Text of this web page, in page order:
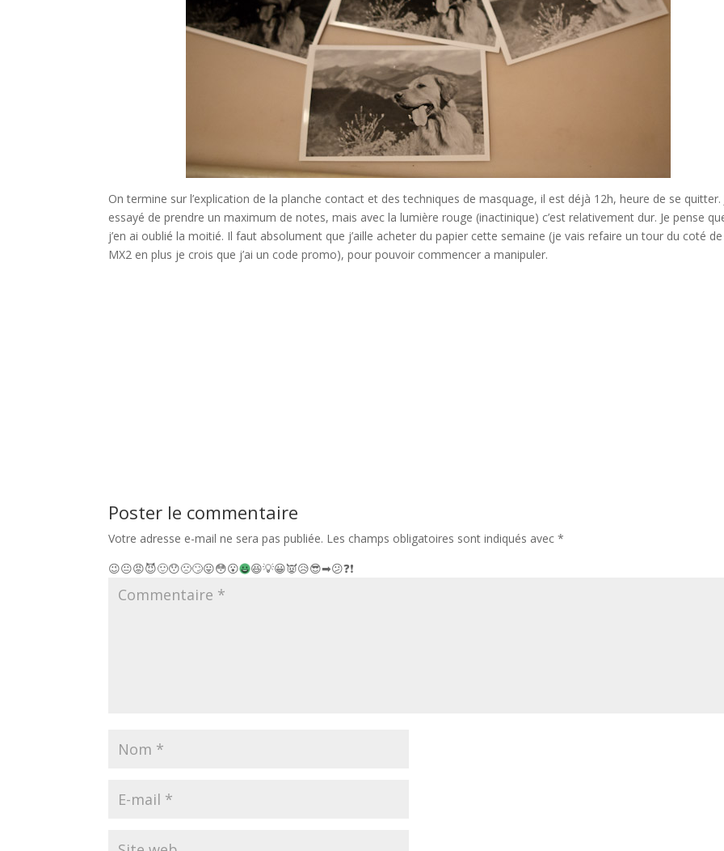
On termine sur l’explication de la planche contact et des techniques de masquage, il est déjà 12h, heure de se quitter.
essayé de prendre un maximum de notes, mais avec la lumière rouge (inactinique) c’est relativement dur. Je pense
j’en ai oublié la moitié. Il faut absolument que j’aille acheter du papier cette semaine (je vais refaire un tour du coté de
MX2 en plus je crois que j’ai un code promo), pour pouvoir commencer a manipuler.
Poster le commentaire
Votre adresse e-mail ne sera pas publiée. Les champs obligatoires sont indiqués avec*
😉😐😡😈🙂😯🙁🙄😛😳😮 😆💡😀👿😥😎➡😕❓❗